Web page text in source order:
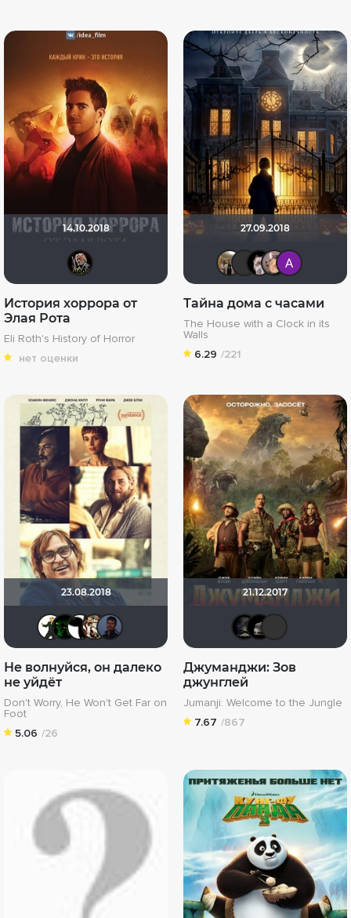
14.10.2018
Бомжара с дробовиком
История хоррора от
Элая Рота
Eli Roth's History of Horror
нет оценки
27.09.2018
Vladimir
Тайна дома с часами
The House with a Clock in its
Walls
6.29 /221
23.08.2018
Maggot Дмитро Цибульський
Не волнуйся, он далеко
не уйдёт
Don't Worry, He Won't Get Far on
Foot
5.06 /26
21.12.2017
Джуманджи: Зов
джунглей
Jumanji: Welcome to the Jungle
7.67 /867